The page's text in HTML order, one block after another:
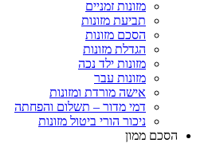
מזונות זמניים
תביעת מזונות
הסכם מזונות
הגדלת מזונות
מזונות ילד נכה
מזונות עבר
אישה מורדת ומזונות
דמי מדור – תשלום והפחתה
ניכור הורי ביטול מזונות
ממון